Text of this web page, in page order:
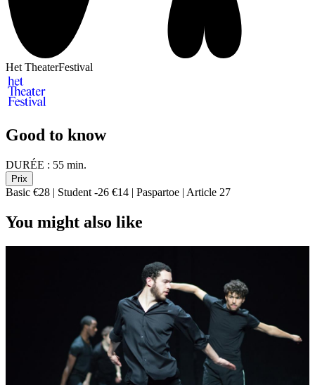
Het TheaterFestival
Good to know
DURÉE : 55 min.
Prix
Basic €28 | Student -26 €14 | Paspartoe | Article 27
You might also like